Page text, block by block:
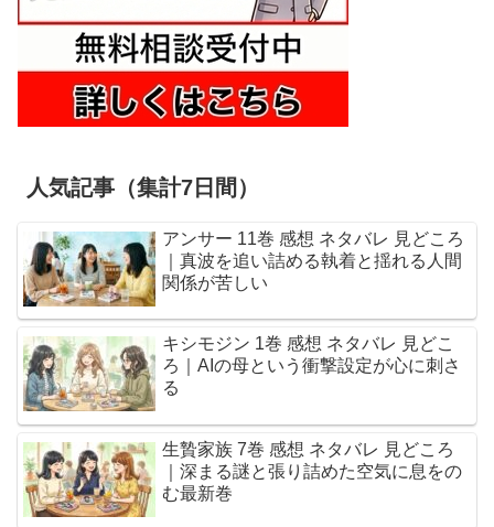
人気記事（集計7日間）
アンサー 11巻 感想 ネタバレ 見どころ
｜真波を追い詰める執着と揺れる人間
関係が苦しい
キシモジン 1巻 感想 ネタバレ 見どこ
ろ｜AIの母という衝撃設定が心に刺さ
る
生贄家族 7巻 感想 ネタバレ 見どころ
｜深まる謎と張り詰めた空気に息をの
む最新巻